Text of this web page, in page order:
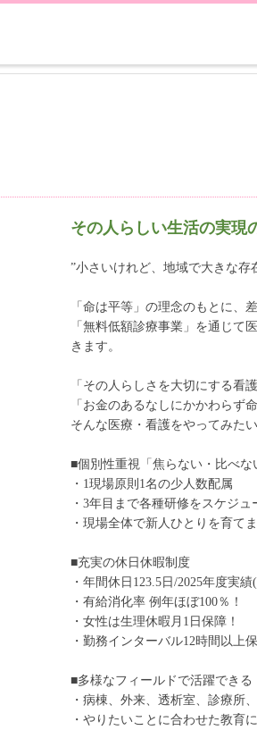
その人らしい生活の実現
”小さいけれど、地域で大きな存
「命は平等」の理念のもとに、
「無料低額診療事業」を通じて
きます。
「その人らしさを大切にする看
「お金のあるなしにかかわらず
そんな医療・看護をやってみた
■個別性重視「焦らない・比べな
・1現場原則1名の少人数配属
・3年目まで各種研修をスケジュ
・現場全体で新人ひとりを育て
■充実の休日休暇制度
・年間休日123.5日/2025年度実
・有給消化率 例年ほぼ100％！
・女性は生理休暇月1日保障！
・勤務インターバル12時間以上
■多様なフィールドで活躍できる
・病棟、外来、透析室、診療所
・やりたいことに合わせた教育